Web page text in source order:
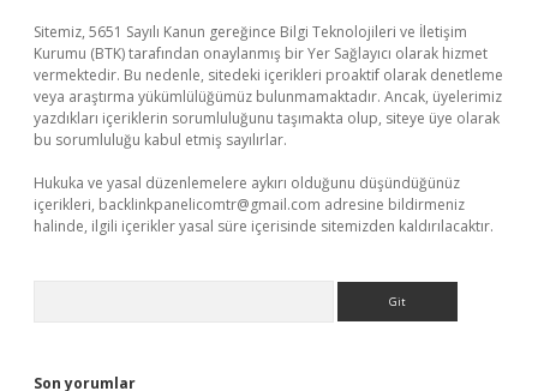
Sitemiz, 5651 Sayılı Kanun gereğince Bilgi Teknolojileri ve İletişim
Kurumu (BTK) tarafından onaylanmış bir Yer Sağlayıcı olarak hizmet
vermektedir. Bu nedenle, sitedeki içerikleri proaktif olarak denetleme
veya araştırma yükümlülüğümüz bulunmamaktadır. Ancak, üyelerimiz
yazdıkları içeriklerin sorumluluğunu taşımakta olup, siteye üye olarak
bu sorumluluğu kabul etmiş sayılırlar.
Hukuka ve yasal düzenlemelere aykırı olduğunu düşündüğünüz
içerikleri, backlinkpanelicomtr@gmail.com adresine bildirmeniz
halinde, ilgili içerikler yasal süre içerisinde sitemizden kaldırılacaktır.
Son yorumlar